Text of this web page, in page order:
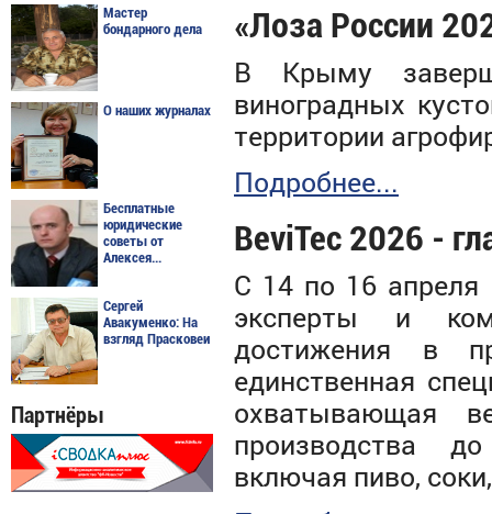
Мастер
бондарного дела
О наших журналах
Бесплатные
юридические
советы от
Алексея...
Сергей
Авакуменко: На
взгляд Прасковеи
Партнёры
«Лоза России
В Крыму
виноградных
территории
Подробнее...
BeviTec 2026 -
С 14 по 16 апреля
эксперты и
достижения в
единственная
охватывающая
производства
включая пиво,